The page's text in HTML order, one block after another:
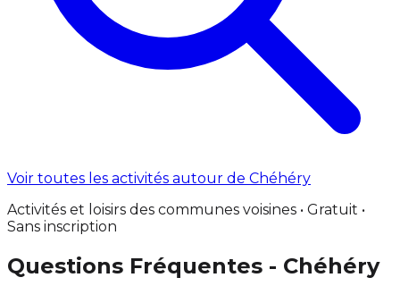
Voir toutes les activités autour de Chéhéry
Activités et loisirs des communes voisines • Gratuit •
Sans inscription
Questions Fréquentes - Chéhéry